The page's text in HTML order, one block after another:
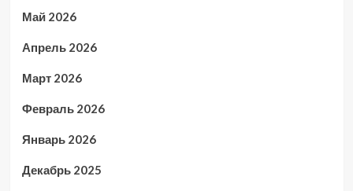
Май 2026
Апрель 2026
Март 2026
Февраль 2026
Январь 2026
Декабрь 2025